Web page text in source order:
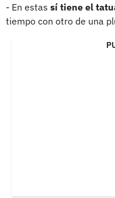
- En estas sí tiene el
tiempo con otro de una